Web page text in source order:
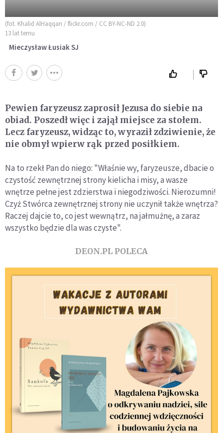
(fot. Khalid AlHaqqan / flickr.com / CC BY-NC-ND 2.0)
13 lat temu
Mieczysław Łusiak SJ
Pewien faryzeusz zaprosił Jezusa do siebie na
obiad. Poszedł więc i zajął miejsce za stołem.
Lecz faryzeusz, widząc to, wyraził zdziwienie, że
nie obmył wpierw rąk przed posiłkiem.
Na to rzekł Pan do niego: "Właśnie wy, faryzeusze, dbacie o
czystość zewnętrznej strony kielicha i misy, a wasze
wnętrze pełne jest zdzierstwa i niegodziwości. Nierozumni!
Czyż Stwórca zewnętrznej strony nie uczynił także wnętrza?
Raczej dajcie to, co jest wewnątrz, na jałmużnę, a zaraz
wszystko będzie dla was czyste".
DEON.PL POLECA